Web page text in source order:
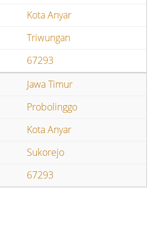
Kota Anyar
Triwungan
67293
Jawa Timur
Probolinggo
Kota Anyar
Sukorejo
67293